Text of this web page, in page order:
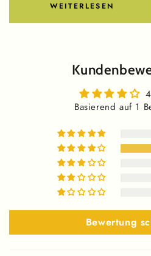
WEITERLESEN
Basierend auf 1
Bewertung